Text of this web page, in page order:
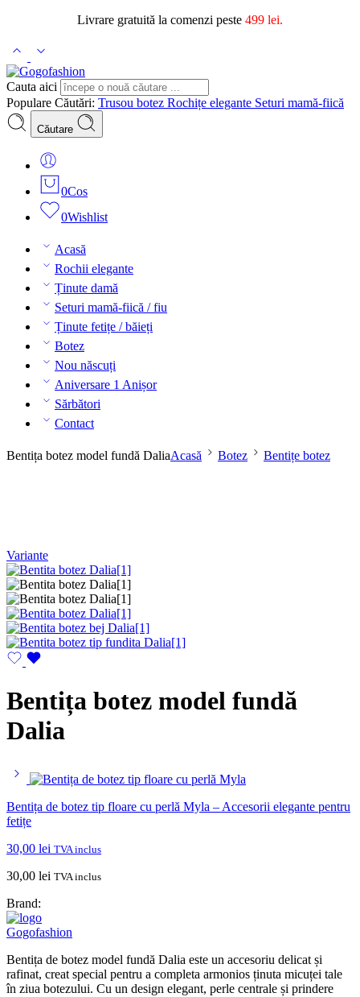
Livrare gratuită la comenzi peste 499 lei.
Cauta aici
Populare Căutări: Trusou botez Rochițe elegante Seturi mamă-fiică
Căutare
0Cos
0Wishlist
Acasă
Rochii elegante
Ținute damă
Seturi mamă-fiică / fiu
Ținute fetițe / băieți
Botez
Nou născuți
Aniversare 1 Anișor
Sărbători
Contact
Bentița botez model fundă DaliaAcasă Botez Bentițe botez
Variante
Bentița botez model fundă
Dalia
Bentița de botez tip floare cu perlă Myla – Accesorii elegante pentru
fetițe
30,00 lei TVA inclus
30,00 lei TVA inclus
Brand:
Gogofashion
Bentița de botez model fundă Dalia este un accesoriu delicat și
rafinat, creat special pentru a completa armonios ținuta micuței tale
în ziua botezului. Cu un design elegant, perle centrale și prindere